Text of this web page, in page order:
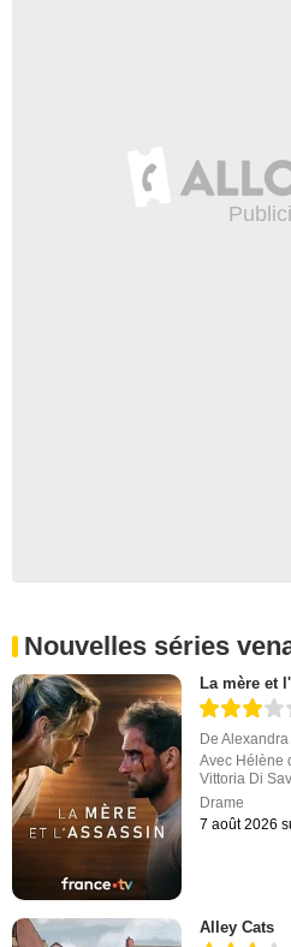
Nouvelles séries
La mère et
De
Avec Hélène
Vittoria Di
Drame
7 août 2026
Alley Cats